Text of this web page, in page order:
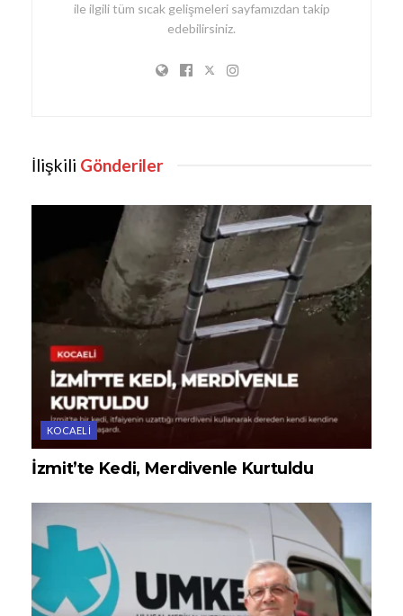
ile ilgili tüm sıcak gelişmeleri sayfamızdan takip
edebilirsiniz.
İlişkili Gönderiler
KOCAELI
İzmit’te Kedi, Merdivenle Kurtuldu